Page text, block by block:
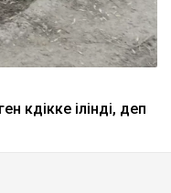
күдікке ілінді, деп